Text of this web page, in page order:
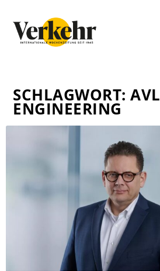
SCHLAGWORT:AVL
ENGINEERING